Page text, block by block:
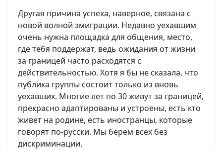
Другая причина успеха, наверное, связана с
новой волной эмиграции. Недавно уехавшим
очень нужна площадка для общения, место,
где тебя поддержат, ведь ожидания от жизни
за границей часто расходятся с
действительностью. Хотя я бы не сказала, что
публика группы состоит только из вновь
уехавших. Многие лет по 30 живут за границей,
прекрасно адаптированы и устроены, есть кто
живет на родине, есть иностранцы, которые
говорят по-русски. Мы берем всех без
дискриминации.